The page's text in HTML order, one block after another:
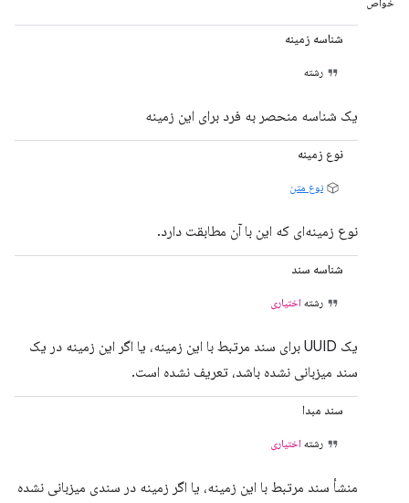
خواص
شناسه زمینه
رشته
یک شناسه منحصر به فرد برای این زمینه
نوع زمینه
نوع متن
نوع زمینه‌ای که این با آن مطابقت دارد.
شناسه سند
رشته اختیاری
یک UUID برای سند مرتبط با این زمینه، یا اگر این زمینه در یک
سند میزبانی نشده باشد، تعریف نشده است.
سند مبدا
رشته اختیاری
منشأ سند مرتبط با این زمینه، یا اگر زمینه در سندی میزبانی نشده